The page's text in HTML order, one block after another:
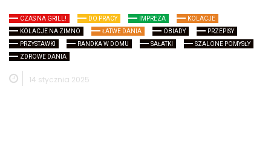
CZAS NA GRILL! DO PRACY IMPREZA
KOLACJE
KOLACJE NA ZIMNO
ŁATWE DANIA OBIADY
PRZEPISY
PRZYSTAWKI
RANDKA W DOMU SAŁATKI
SZALONE POMYSŁY
ZDROWE DANIA
14 stycznia 2025